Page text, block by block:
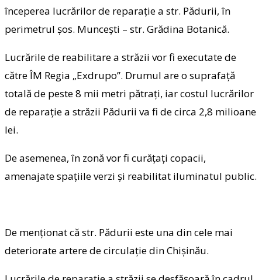
începerea lucrărilor de reparaţie a str. Pădurii, în
perimetrul şos. Munceşti – str. Grădina Botanică.
Lucrările de reabilitare a străzii vor fi executate de
către ÎM Regia „Exdrupo”. Drumul are o suprafaţă
totală de peste 8 mii metri pătraţi, iar costul lucrărilor
de reparație a străzii Pădurii va fi de circa 2,8 milioane
lei.
De asemenea, în zonă vor fi curăţaţi copacii,
amenajate spaţiile verzi şi reabilitat iluminatul public.
De menţionat că str. Pădurii este una din cele mai
deteriorate artere de circulaţie din Chişinău.